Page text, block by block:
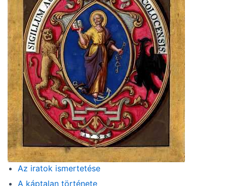
Az iratok ismertetése
A káptalan története